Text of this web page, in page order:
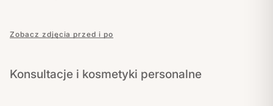
Zobacz zdjęcia przed i po
Konsultacje i kosmetyki personalne